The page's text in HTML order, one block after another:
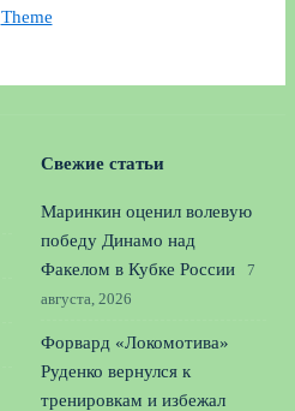
Theme
Свежие статьи
Маринкин оценил волевую
победу Динамо над
Факелом в Кубке России
7
августа, 2026
Форвард «Локомотива»
Руденко вернулся к
тренировкам и избежал